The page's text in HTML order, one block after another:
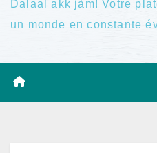
Dalaal akk jàm! Votre
un monde en constante